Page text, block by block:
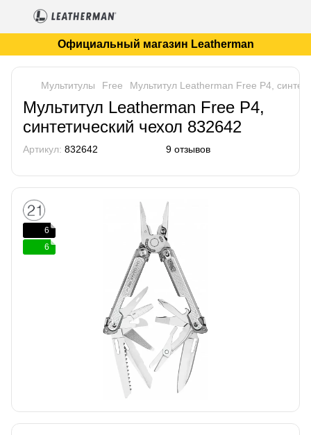
Официальный магазин Leatherman
Мультитулы Free Мультитул Leatherman Free P4,
Мультитул Leatherman Free P4,
синтетический чехол 832642
Артикул: 832642 9 отзывов
6
6